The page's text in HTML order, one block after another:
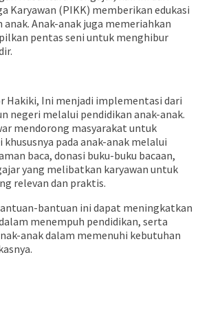
Karyawan (PIKK) memberikan edukasi
Anak-anak juga memeriahkan
pentas seni untuk menghibur
Hakiki, Ini menjadi implementasi dari
negeri melalui pendidikan anak-anak.
mendorong masyarakat untuk
pada anak-anak melalui
baca, donasi buku-buku bacaan,
yang melibatkan karyawan untuk
relevan dan praktis.
bantuan ini dapat meningkatkan
menempuh pendidikan, serta
anak dalam memenuhi kebutuhan